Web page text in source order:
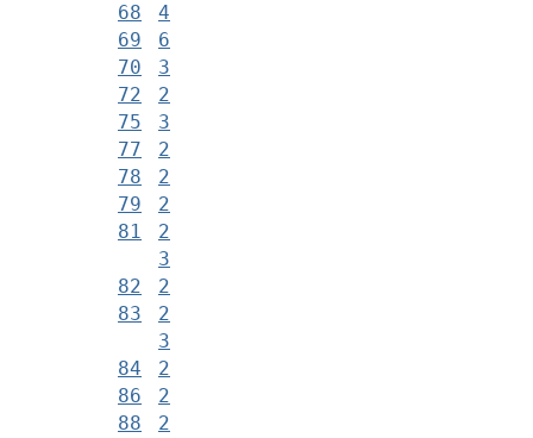
68
4
69
6
70
3
72
2
75
3
77
2
78
2
79
2
81
2
3
82
2
83
2
3
84
2
86
2
88
2